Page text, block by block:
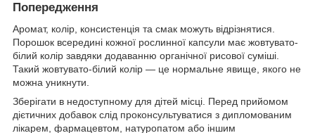
Попередження
Аромат, колір, консистенція та смак можуть відрізнятися.
Порошок всередині кожної рослинної капсули має жовтувато-
білий колір завдяки додаванню органічної рисової суміші.
Такий жовтувато-білий колір — це нормальне явище, якого не
можна уникнути.
Зберігати в недоступному для дітей місці. Перед прийомом
дієтичних добавок слід проконсультуватися з дипломованим
лікарем, фармацевтом, натуропатом або іншим